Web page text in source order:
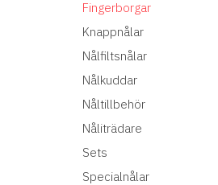
Fingerborgar
Knappnålar
Nålfiltsnålar
Nålkuddar
Nåltillbehör
Nåliträdare
Sets
Specialnålar